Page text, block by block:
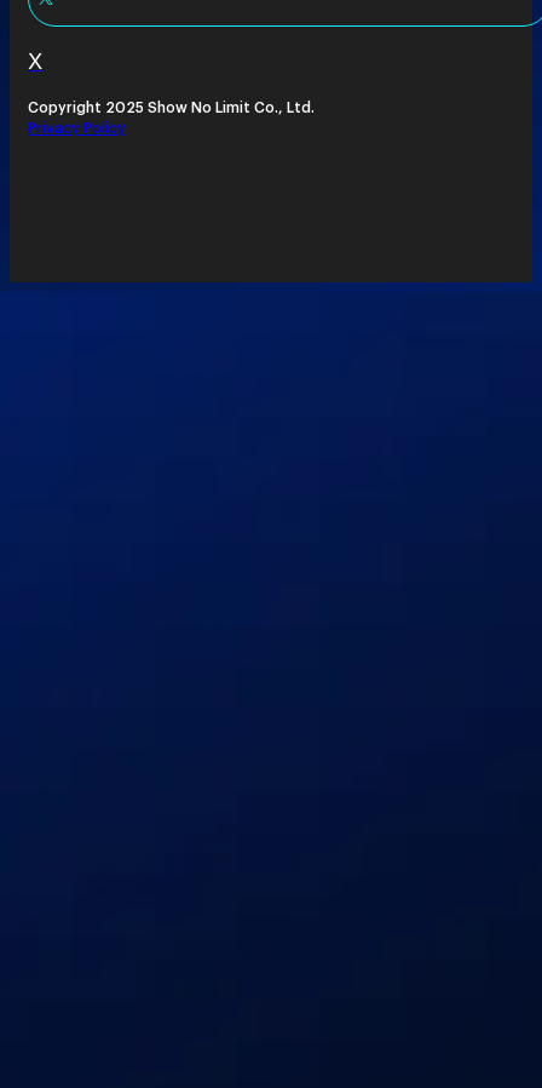
X
Copyright 2025 Show No Limit Co., Ltd.
Privacy Policy